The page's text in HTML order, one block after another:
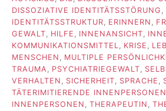
DISSOZIATIVE IDENTITÄTSSTÖRUNG ,
IDENTITÄTSSTRUKTUR, ERINNERN ,
GEWALT, HILFE , INNENANSICHT,
KOMMUNIKATIONSMITTEL, KRISE ,
MENSCHEN , MULTIPLE
TRAUMA, PSYCHIATRIEGEWALT,
VERHALTEN , SICHERHEIT, SPRACHE ,
TÄTERIMITIERENDE INNENPERSONEN
INNENPERSONEN , THERAPEUTIN ,